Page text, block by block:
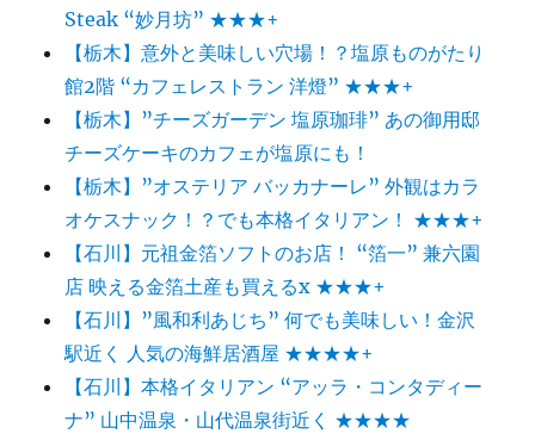
Steak “妙月坊” ★★★+
【栃木】意外と美味しい穴場！？塩原ものがたり
館2階 “カフェレストラン 洋燈” ★★★+
【栃木】”チーズガーデン 塩原珈琲” あの御用邸
チーズケーキのカフェが塩原にも！
【栃木】”オステリア バッカナーレ” 外観はカラ
オケスナック！？でも本格イタリアン！ ★★★+
【石川】元祖金箔ソフトのお店！ “箔一” 兼六園
店 映える金箔土産も買えるx ★★★+
【石川】”風和利あじち” 何でも美味しい！金沢
駅近く 人気の海鮮居酒屋 ★★★★+
【石川】本格イタリアン “アッラ・コンタディー
ナ” 山中温泉・山代温泉街近く ★★★★